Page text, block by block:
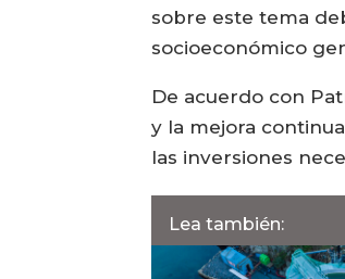
sobre este tema
socioeconómico
De acuerdo con
y la mejora
las inversiones
Lea también: